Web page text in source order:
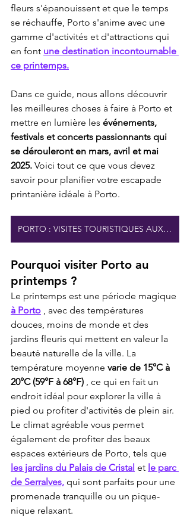
fleurs s'épanouissent et que le temps
se réchauffe, Porto s'anime avec une
gamme d'activités et d'attractions qui
en font une destination incontournable
ce printemps.
Dans ce guide, nous allons découvrir
les meilleures choses à faire à Porto et
mettre en lumière les événements,
festivals et concerts passionnants qui
se dérouleront en mars, avril et mai
2025. Voici tout ce que vous devez
savoir pour planifier votre escapade
printanière idéale à Porto.
PORTO : VISITES TOURISTIQUES AUX ÉTATS-UNIS
Pourquoi visiter Porto au
printemps ?
Le printemps est une période magique
à Porto , avec des températures
douces, moins de monde et des
jardins fleuris qui mettent en valeur la
beauté naturelle de la ville. La
température moyenne varie de 15°C à
20°C (59°F à 68°F) , ce qui en fait un
endroit idéal pour explorer la ville à
pied ou profiter d'activités de plein air.
Le climat agréable vous permet
également de profiter des beaux
espaces extérieurs de Porto, tels que
les jardins du Palais de Cristal et le parc
de Serralves, qui sont parfaits pour une
promenade tranquille ou un pique-
nique relaxant.